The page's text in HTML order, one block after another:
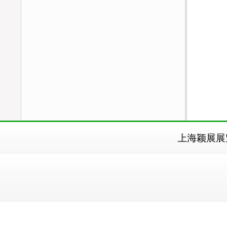
上海颖展